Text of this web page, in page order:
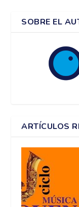
SOBRE EL
ARTÍCULOS